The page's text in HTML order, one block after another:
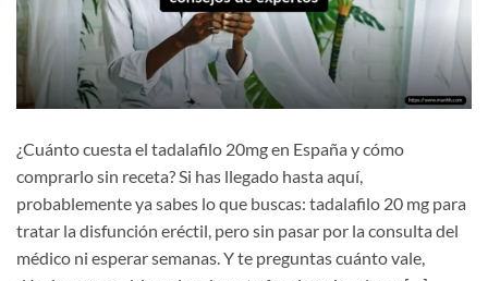
¿Cuánto cuesta el tadalafilo 20mg en España y cómo
comprarlo sin receta? Si has llegado hasta aquí,
probablemente ya sabes lo que buscas: tadalafilo 20 mg para
tratar la disfunción eréctil, pero sin pasar por la consulta del
médico ni esperar semanas. Y te preguntas cuánto vale,